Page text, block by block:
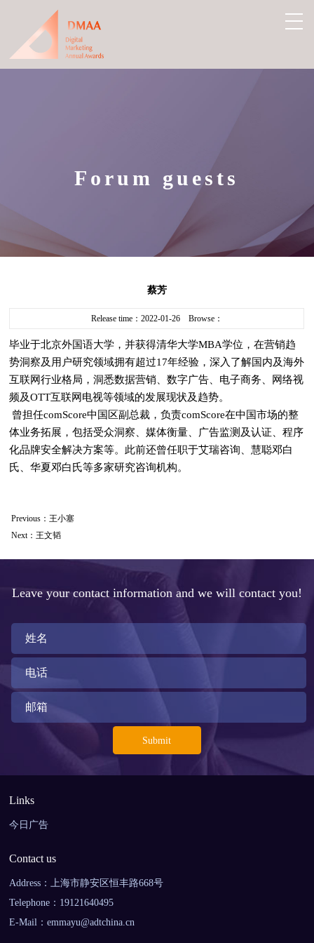
Forum guests
蔡芳
Release time：2022-01-26 Browse：
毕业于北京外国语大学，并获得清华大学MBA学位，在营销趋
势洞察及用户研究领域拥有超过17年经验，深入了解国内及海外
互联网行业格局，洞悉数据营销、数字广告、电子商务、网络视
频及OTT互联网电视等领域的发展现状及趋势。
曾担任comScore中国区副总裁，负责comScore在中国市场的整
体业务拓展，包括受众洞察、媒体衡量、广告监测及认证、程序
化品牌安全解决方案等。此前还曾任职于艾瑞咨询、慧聪邓白
氏、华夏邓白氏等多家研究咨询机构。
Previous：王小塞
Next：王文韬
Leave your contact information and we will contact you!
Links
今日广告
Contact us
Address：上海市静安区恒丰路668号
Telephone：19121640495
E-Mail：emmayu@adtchina.cn